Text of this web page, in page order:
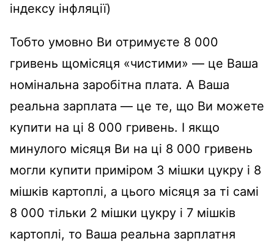
індексу інфляції)
Тобто умовно Ви отримуєте 8 000
гривень щомісяця «чистими» — це Ваша
номінальна заробітна плата. А Ваша
реальна зарплата — це те, що Ви можете
купити на ці 8 000 гривень. І якщо
минулого місяця Ви на ці 8 000 гривень
могли купити приміром 3 мішки цукру і 8
мішків картоплі, а цього місяця за ті самі
8 000 тільки 2 мішки цукру і 7 мішків
картоплі, то Ваша реальна зарплатня